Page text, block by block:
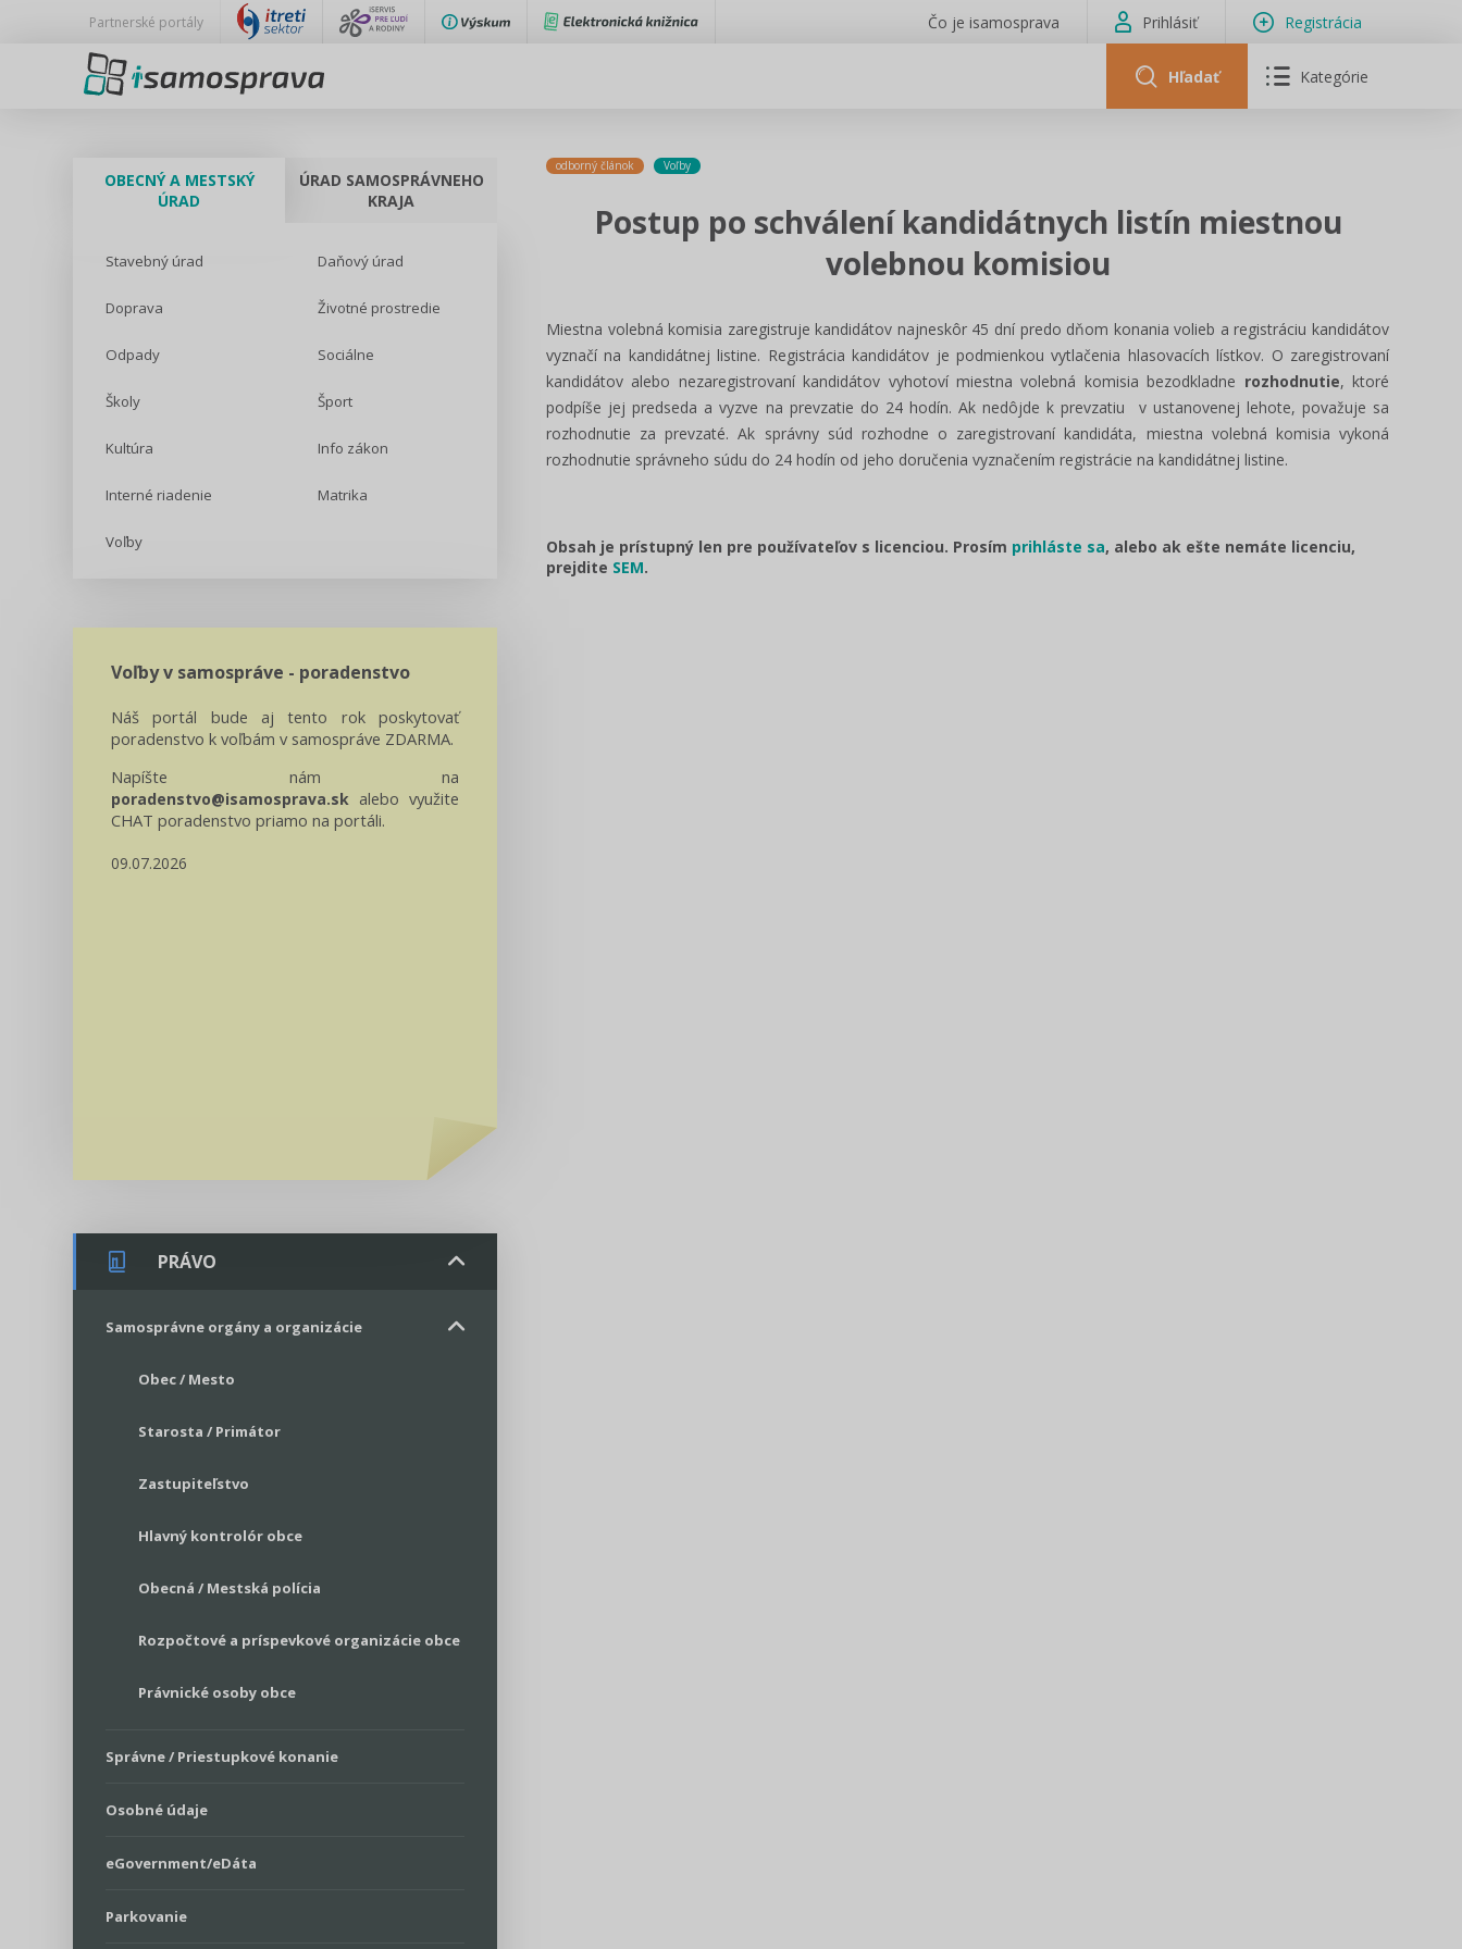
Partnerské portály Čo je isamosprava Prihlásiť Registrácia
Hľadať Kategórie
OBECNÝ A MESTSKÝ
ÚRAD
ÚRAD SAMOSPRÁVNEHO
KRAJA
Stavebný úrad Daňový úrad
Doprava Životné prostredie
Odpady Sociálne
Školy Šport
Kultúra Info zákon
Interné riadenie Matrika
Voľby
Voľby v samospráve - poradenstvo
Náš portál bude aj tento rok poskytovať
poradenstvo k voľbám v samospráve ZDARMA.
Napíšte nám na
poradenstvo@isamosprava.sk alebo využite
CHAT poradenstvo priamo na portáli.
09.07.2026
PRÁVO
Samosprávne orgány a organizácie
Obec / Mesto
Starosta / Primátor
Zastupiteľstvo
Hlavný kontrolór obce
Obecná / Mestská polícia
Rozpočtové a príspevkové organizácie obce
Právnické osoby obce
Správne / Priestupkové konanie
Osobné údaje
eGovernment/eDáta
Parkovanie
odborný článok Voľby
Postup po schválení kandidátnych listín miestnou
volebnou komisiou
Miestna volebná komisia zaregistruje kandidátov najneskôr 45 dní predo dňom konania volieb a registráciu kandidátov
vyznačí na kandidátnej listine. Registrácia kandidátov je podmienkou vytlačenia hlasovacích lístkov. O zaregistrovaní
kandidátov alebo nezaregistrovaní kandidátov vyhotoví miestna volebná komisia bezodkladne rozhodnutie, ktoré
podpíše jej predseda a vyzve na prevzatie do 24 hodín. Ak nedôjde k prevzatiu v ustanovenej lehote, považuje sa
rozhodnutie za prevzaté. Ak správny súd rozhodne o zaregistrovaní kandidáta, miestna volebná komisia vykoná
rozhodnutie správneho súdu do 24 hodín od jeho doručenia vyznačením registrácie na kandidátnej listine.
Obsah je prístupný len pre používateľov s licenciou. Prosím prihláste sa, alebo ak ešte nemáte licenciu,
prejdite SEM.